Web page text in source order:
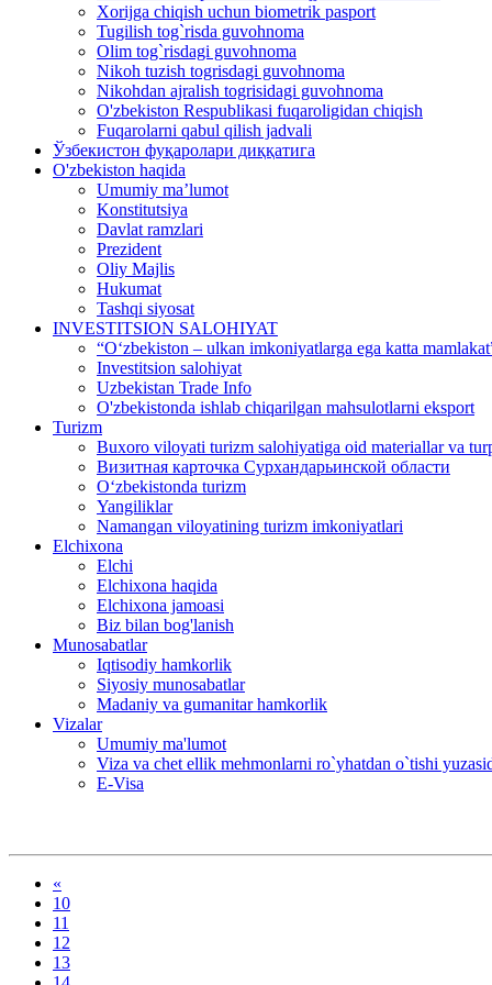
Xorijga chiqish uchun biometrik pasport
Tugilish tog`risda guvohnoma
Olim tog`risdagi guvohnoma
Nikoh tuzish togrisdagi guvohnoma
Nikohdan ajralish togrisidagi guvohnoma
O'zbekiston Respublikasi fuqaroligidan chiqish
Fuqarolarni qabul qilish jadvali
Ўзбекистон фуқаролари диққатига
O'zbekiston haqida
Umumiy ma’lumot
Konstitutsiya
Davlat ramzlari
Prezident
Oliy Majlis
Hukumat
Tashqi siyosat
INVESTITSION SALOHIYAT
“Oʻzbekiston – ulkan imkoniyatlarga ega katta
Investitsion salohiyat
Uzbekistan Trade Info
O'zbekistonda ishlab chiqarilgan mahsulotlarni eksport
Turizm
Buxoro viloyati turizm salohiyatiga oid materiallar va
Визитная карточка Сурхандарьинской области
Oʻzbekistonda turizm
Yangiliklar
Namangan viloyatining turizm imkoniyatlari
Elchixona
Elchi
Elchixona haqida
Elchixona jamoasi
Biz bilan bog'lanish
Munosabatlar
Iqtisodiy hamkorlik
Siyosiy munosabatlar
Madaniy va gumanitar hamkorlik
Vizalar
Umumiy ma'lumot
Viza va chet ellik mehmonlarni ro`yhatdan o`tishi
E-Visa
«
10
11
12
13